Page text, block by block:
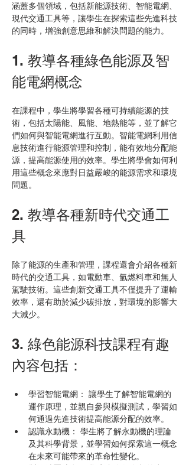
涵蓋多個領域，包括新能源技術、智能電網、
現代交通工具等，讓學生在探索這些先進科技
的同時，增強創意思維和解決問題的能力。
1. 教導各種綠色能源及智
能電網概念
在課程中，學生將學習各種可持續能源的技
術，包括太陽能、風能、地熱能等，並了解它
們如何與智能電網進行互動。智能電網利用信
息技術進行能源管理和控制，能有效地分配能
源，提高能源使用的效率。學生將學會如何利
用這些概念來應對日益嚴峻的能源需求和環境
問題。
2. 教導各種新時代交通工
具
除了能源的生產和管理，課程還會介紹各種新
時代的交通工具，如電動車、氫燃料車和無人
駕駛技術。這些創新交通工具不僅提升了運輸
效率，還有助於減少碳排放，對環境的影響大
大減少。
3. 綠色能源科技課程有趣
內容包括：
學習智能電網： 讓學生了解智能電網的
運作原理，並親自參與模擬測試，學習如
何通過先進技術提高能源分配的效率。
認識永動機： 學生將了解永動機的理論
及其科學背景，並學習如何探索這一概念
在未來可能帶來的革命性變化。